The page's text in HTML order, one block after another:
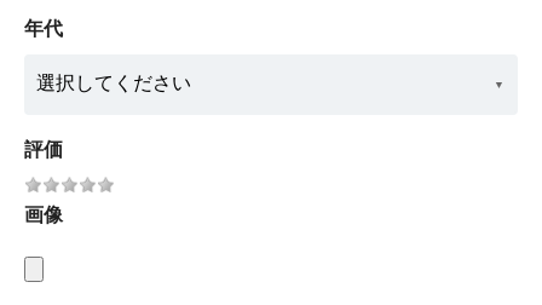
年代
評価
画像